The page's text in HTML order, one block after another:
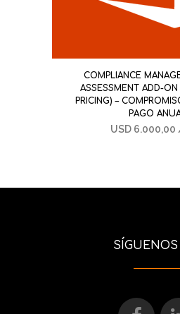
COMPLIANCE
ASSESSMENT ADD-
PRICING) –
PAGO
USD 6.000,00